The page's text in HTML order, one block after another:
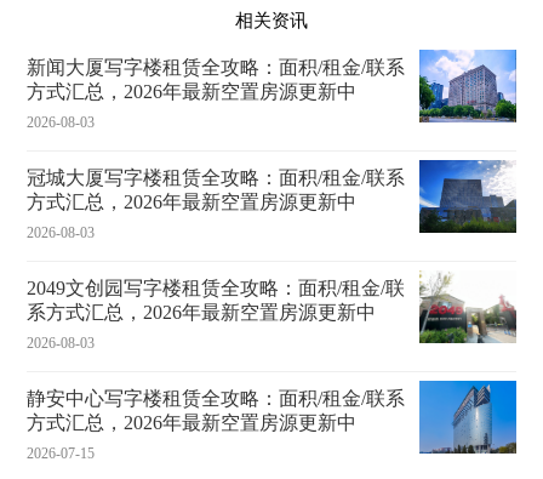
相关资讯
新闻大厦写字楼租赁全攻略：面积/租金/联系
方式汇总，2026年最新空置房源更新中
2026-08-03
冠城大厦写字楼租赁全攻略：面积/租金/联系
方式汇总，2026年最新空置房源更新中
2026-08-03
2049文创园写字楼租赁全攻略：面积/租金/联
系方式汇总，2026年最新空置房源更新中
2026-08-03
静安中心写字楼租赁全攻略：面积/租金/联系
方式汇总，2026年最新空置房源更新中
2026-07-15